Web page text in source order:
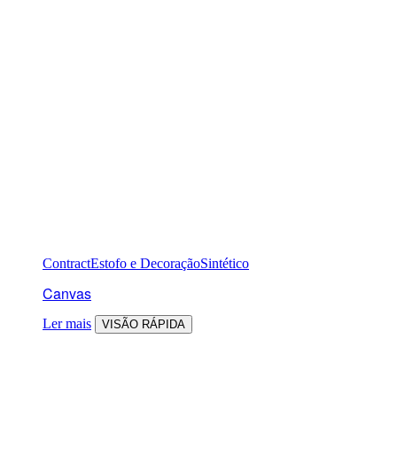
ContractEstofo e DecoraçãoSintético
Canvas
Ler mais VISÃO RÁPIDA